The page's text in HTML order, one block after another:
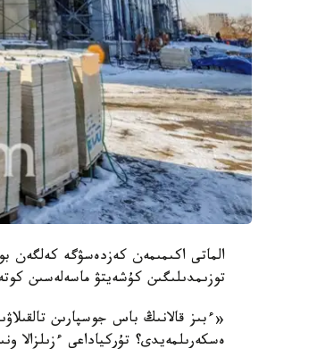
الماتى اكىمىمەن كەزدەسۋگە كەلگەن
توزىمدىلىگىن كۇشەيتۋ ماسەلەسىن
«ءبىز قالانىڭ باس جوسپارىن
ەسكەرىلمەيدى؟ تۇركياداعى